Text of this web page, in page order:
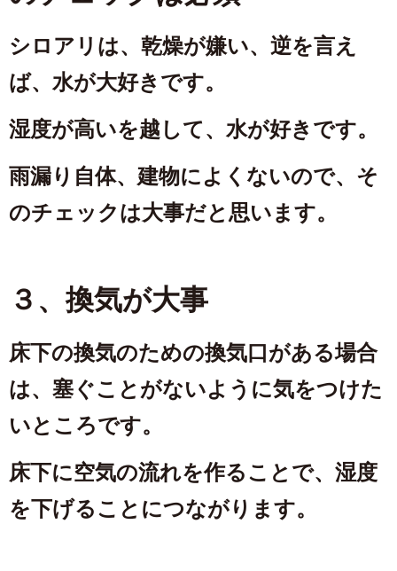
シロアリは、乾燥が嫌い、逆を言え
ば、水が大好きです。
湿度が高いを越して、水が好きです。
雨漏り自体、建物によくないので、そ
のチェックは大事だと思います。
３、換気が大事
床下の換気のための換気口がある場合
は、塞ぐことがないように気をつけた
いところです。
床下に空気の流れを作ることで、湿度
を下げることにつながります。